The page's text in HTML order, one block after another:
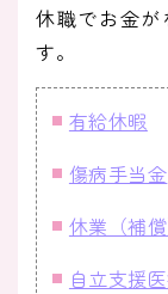
休職でお金
す。
有給休暇
傷病手当金
休業（補
自立支援